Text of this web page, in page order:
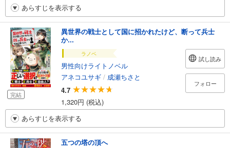
あらすじを表示する
完結
異世界の戦士として国に招かれたけど、断って兵士
か...
ラノベ
男性向けライトノベル
アネコユサギ / 成瀬ちさと
4.7
1,320円 (税込)
試し読み
フォロー
あらすじを表示する
五つの塔の頂へ